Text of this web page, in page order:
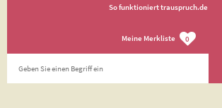
So funktioniert trauspruch.de
Meine Merkliste 0